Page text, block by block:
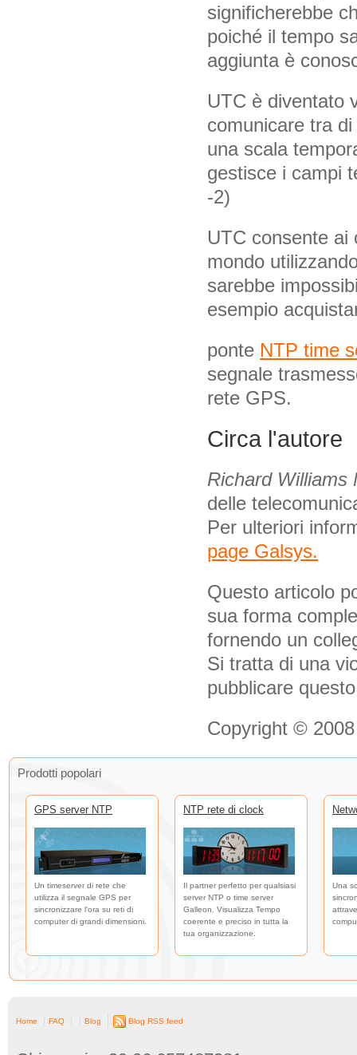
significherebbe
poiché il tempo
aggiunta è
UTC è diventato
comunicare tra
una scala
gestisce i campi
-2)
UTC consente ai
mondo
sarebbe
esempio
ponte NTP time
segnale
rete GPS.
Circa l'autore
Richard Williams
delle
Per ulteriori
page Galsys.
Questo articolo
sua forma
fornendo un
Si tratta di una
pubblicare
Copyright © 2008
Prodotti popolari
GPS server NTP
Un timeserver di rete che
utilizza il segnale GPS per
sincronizzare l'ora su reti di
computer di grandi dimensioni.
NTP rete di clock
Il partner perfetto per qualsiasi
server NTP o time server
Galleon. Visualizza Tempo
coerente e preciso in tutta la
tua organizzazione.
Una
Home FAQ Blog Blog RSS feed